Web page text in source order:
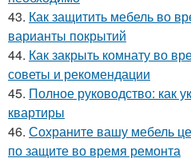
43. Как защитить мебель во
варианты покрытий
44. Как закрыть комнату во
советы и рекомендации
45. Полное руководство: как
квартиры
46. Сохраните вашу мебель
по защите во время ремонта